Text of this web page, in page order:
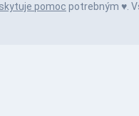
pomoc potrebným ♥️.